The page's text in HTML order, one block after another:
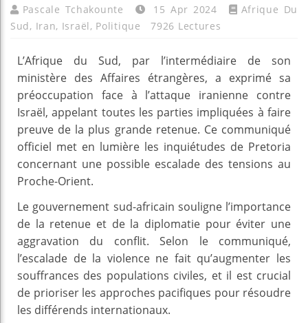
Pascale Tchakounte 15 Apr 2024
Afrique Du
Sud, Iran, Israël, Politique 7926 Lectures
L’Afrique du Sud, par l’intermédiaire de son
ministère des Affaires étrangères, a exprimé sa
préoccupation face à l’attaque iranienne contre
Israël, appelant toutes les parties impliquées à faire
preuve de la plus grande retenue. Ce communiqué
officiel met en lumière les inquiétudes de Pretoria
concernant une possible escalade des tensions au
Proche-Orient.
Le gouvernement sud-africain souligne l’importance
de la retenue et de la diplomatie pour éviter une
aggravation du conflit. Selon le communiqué,
l’escalade de la violence ne fait qu’augmenter les
souffrances des populations civiles, et il est crucial
de prioriser les approches pacifiques pour résoudre
les différends internationaux.